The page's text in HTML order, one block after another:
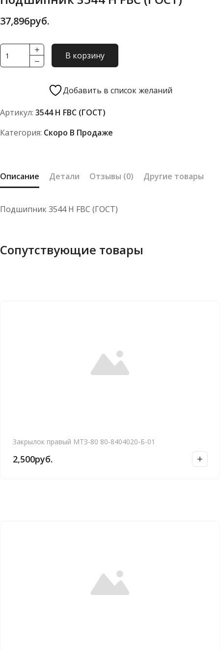
37,896руб.
Количество
товара
FBC
В корзину
Добавить в список желаний
Артикул: 3544 Н FBC (ГОСТ)
Категория: Скоро В Продаже
Описание Детали Отзывы (0) Другие товары
Подшипник 3544 Н FBC (ГОСТ)
Сопутствующие товары
Закрылок правый МТЗ-80 80-8404020-Б-01
2,500руб.